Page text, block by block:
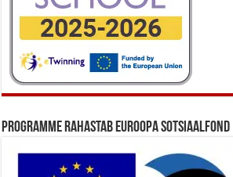
Programme rahastab Euroopa Sotsiaalfond